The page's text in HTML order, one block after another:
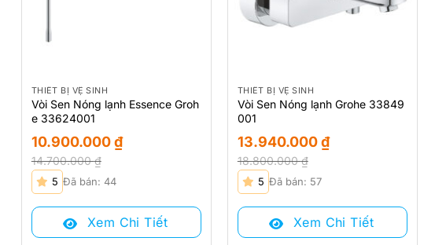
THIẾT BỊ VỆ SINH
Vòi Sen Nóng lạnh Essence Groh
e 33624001
14.700.000₫
Giá
gốc
là:
14.700.000 ₫.
10.900.000₫
Giá
hiện
tại
10.900.000 ₫.
5 Đã bán: 44
Xem Chi Tiết
THIẾT BỊ VỆ SINH
Vòi Sen Nóng lạnh Grohe 33849
001
18.800.000₫
Giá
gốc
là:
18.800.000 ₫.
13.940.000₫
Giá
hiện
tại
13.940.000 ₫.
5 Đã bán: 57
Xem Chi Tiết